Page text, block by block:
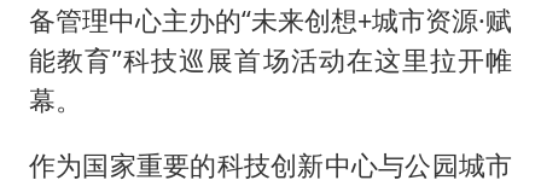
挡“张雪机车”民进党当局怕什么
香港高温刷新历史纪录
中国第1高楼阻尼器摆动明显
备管理中心主办的“未来创想+城市资源·赋
能教育”科技巡展首场活动在这里拉开帷
幕。
作为国家重要的科技创新中心与公园城市